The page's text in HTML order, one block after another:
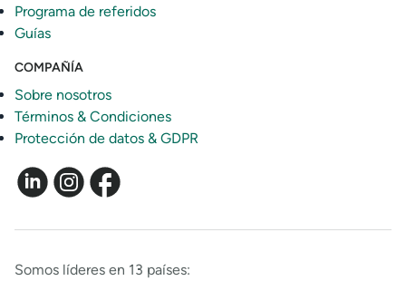
Programa de referidos
Guías
COMPAÑÍA
Sobre nosotros
Términos & Condiciones
Protección de datos & GDPR
Somos líderes en 13 países: